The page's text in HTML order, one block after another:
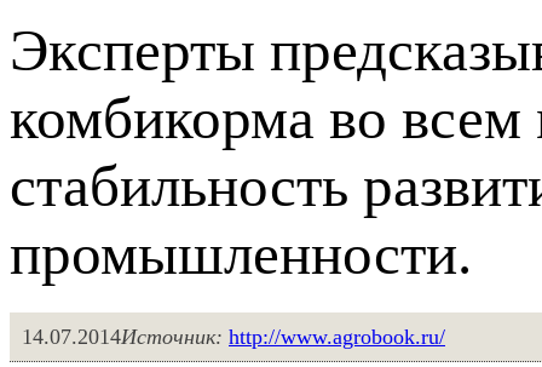
Эксперты
комбикорма во всем
стабильность
промышленности.
14.07.2014Источник: http://www.agrobook.ru/